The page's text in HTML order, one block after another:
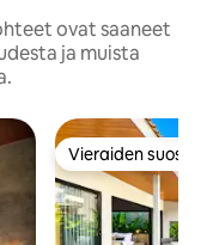
ovat saaneet
ja muista
Vieraiden
Vieraiden